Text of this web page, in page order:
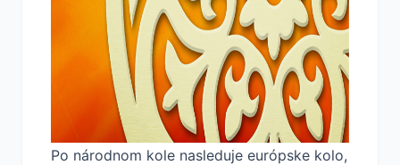
Po národnom kole nasleduje európske kolo,